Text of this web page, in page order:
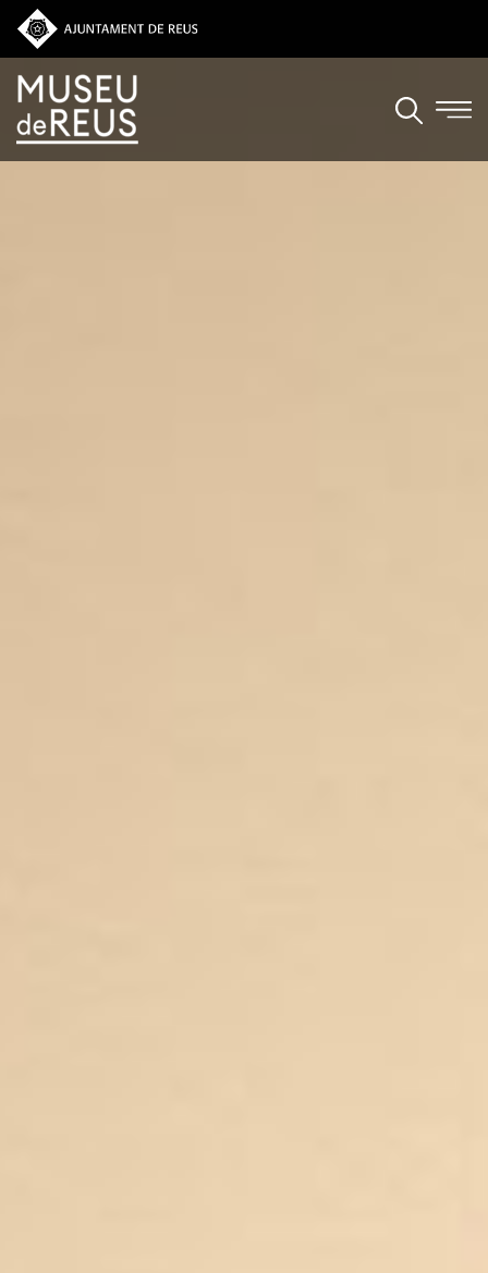
Vés al contingut